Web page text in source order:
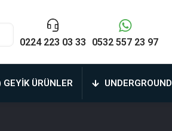
0224 223 03 33 0532 557 23 97
GEYIK ÜRÜNLER UNDERGROUND